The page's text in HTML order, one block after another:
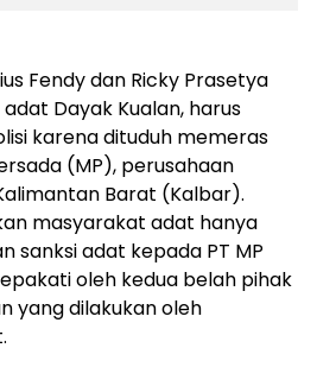
Fendy dan Ricky Prasetya
Dayak Kualan, harus
karena dituduh memeras
(MP), perusahaan
Barat (Kalbar).
masyarakat adat hanya
sanksi adat kepada PT MP
oleh kedua belah pihak
yang dilakukan oleh